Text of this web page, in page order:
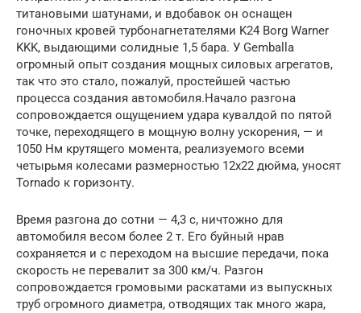
титановыми шатунами, и вдобавок он оснащен
гоночных кровей турбонагнетателями K24 Borg Warner
KKK, выдающими солидные 1,5 бара. У Gemballa
огромный опыт создания мощных силовых агрегатов,
так что это стало, пожалуй, простейшей частью
процесса создания автомобиля.Начало разгона
сопровождается ощущением удара кувалдой по пятой
точке, переходящего в мощную волну ускорения, — и
1050 Нм крутящего момента, реализуемого всеми
четырьмя колесами размерностью 12х22 дюйма, уносят
Tornado к горизонту.
Время разгона до сотни — 4,3 с, ничтожно для
автомобиля весом более 2 т. Его буйный нрав
сохраняется и с переходом на высшие передачи, пока
скорость не перевалит за 300 км/ч. Разгон
сопровождается громовыми раскатами из выпускных
труб огромного диаметра, отводящих так много жара,